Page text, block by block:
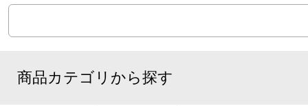
商品カテゴリから探す